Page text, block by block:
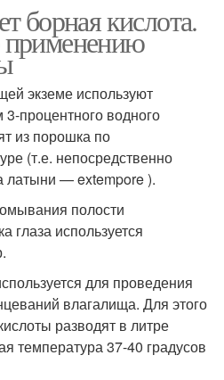
борная кислота.
применению
экземе используют
процентного водного
из порошка по
(т.е. непосредственно
латыни — extempore ).
полости
глаза используется
для проведения
влагалища. Для этого
разводят в литре
температура 37-40 градусов